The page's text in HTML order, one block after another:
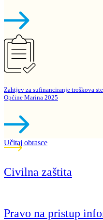
Zahtjev za sufinanciranje troškova
Općine Marina 2025
Učitaj obrasce
Civilna zaštita
Pravo na pristup